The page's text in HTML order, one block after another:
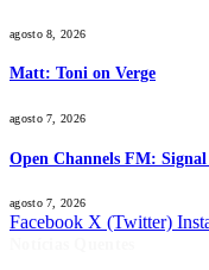
agosto 8, 2026
Matt: Toni on Verge
agosto 7, 2026
Open Channels FM: Signal
agosto 7, 2026
Facebook X (Twitter)